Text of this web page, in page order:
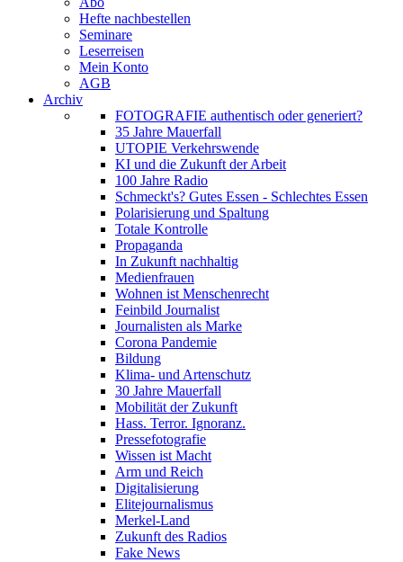
Hefte nachbestellen
Seminare
Leserreisen
Mein Konto
AGB
Archiv
FOTOGRAFIE authentisch oder generiert?
35 Jahre Mauerfall
UTOPIE Verkehrswende
KI und die Zukunft der Arbeit
100 Jahre Radio
Schmeckt's? Gutes Essen - Schlechtes Essen
Polarisierung und Spaltung
Totale Kontrolle
Propaganda
In Zukunft nachhaltig
Medienfrauen
Wohnen ist Menschenrecht
Feinbild Journalist
Journalisten als Marke
Corona Pandemie
Bildung
Klima- und Artenschutz
30 Jahre Mauerfall
Mobilität der Zukunft
Hass. Terror. Ignoranz.
Pressefotografie
Wissen ist Macht
Arm und Reich
Digitalisierung
Elitejournalismus
Merkel-Land
Zukunft des Radios
Fake News